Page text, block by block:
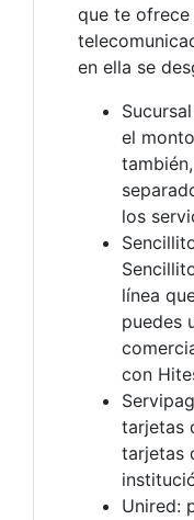
que te
en ella se
el
los
línea
puedes
con
tarjetas
tarjetas
Unired: